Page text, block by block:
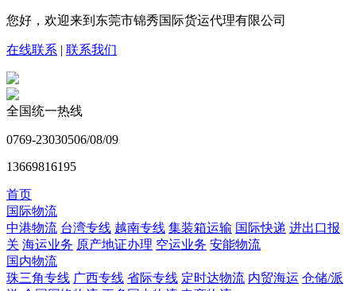
您好，欢迎来到东莞市锦秀国际货运代理有限公司
在线联系 | 联系我们
全国统一热线
0769-23030506/08/09
13669816195
首页
国际物流
中港物流 台湾专线 越南专线 集装箱运输 国际快递 进出口报
关 海运业务 原产地证办理 空运业务 安能物流
国内物流
珠三角专线 广西专线 省际专线 定时达物流 内贸海运 仓储/派